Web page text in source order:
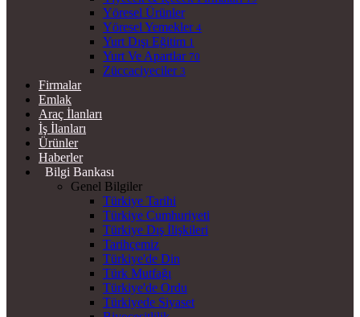
Yöresel Ürünler
Yöresel Yemekler 4
Yurt Dışı Eğitim 1
Yurt Ve Apartlar 70
Züccaciyeciler 3
Firmalar
Emlak
Araç İlanları
İş İlanları
Ürünler
Haberler
Bilgi Bankası
Genel Bilgiler
Türkiye Tarihi
Türkiye Cumhuriyeti
Türkiye Dış İlişkileri
Tarihçemiz
Türkiye'de Din
Türk Mutfağı
Türkiye'de Ordu
Türkiyede Siyaset